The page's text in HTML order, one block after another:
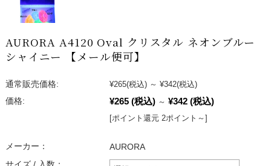
AURORA A4120 Oval クリスタル ネオンブルー
シャイニー 【メール便可】
通常販売価格: ¥265(税込) ～ ¥342(税込)
価格:
¥265 (税込) ～ ¥342 (税込)
[ポイント還元 2ポイント～]
メーカー：
AURORA